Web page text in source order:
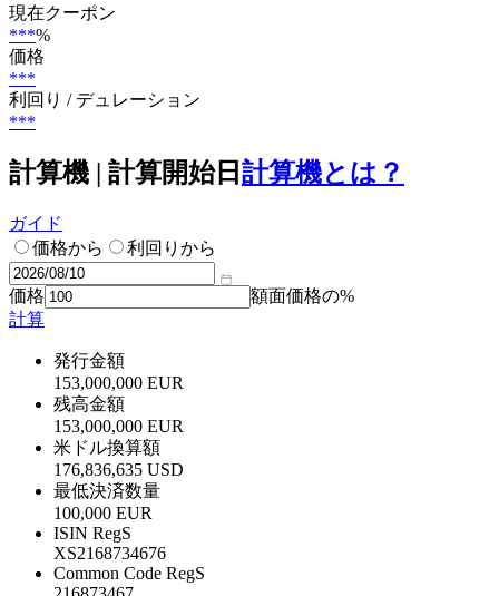
現在クーポン
***%
価格
***
利回り / デュレーション
***
計算機 | 計算開始日 計算機とは？
ガイド
価格から
利回りから
価格
額面価格の%
計算
発行金額
153,000,000 EUR
残高金額
153,000,000 EUR
米ドル換算額
176,836,635 USD
最低決済数量
100,000 EUR
ISIN RegS
XS2168734676
Common Code RegS